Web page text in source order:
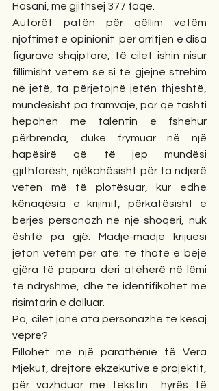
Hasani, me gjithsej 377 faqe.
Autorët patën për qëllim vetëm
njoftimet e opinionit  për arritjen e disa
figurave shqiptare, të cilet ishin nisur
fillimisht vetëm se si të gjejnë strehim
në jetë, ta përjetojnë jetën thjeshtë,
mundësisht pa tramvaje, por që tashti
hepohen me talentin e fshehur
përbrenda, duke frymuar në një
hapësirë që të jep mundësi
gjithfarësh, njëkohësisht për ta ndjerë
veten më të plotësuar, kur edhe
kënaqësia e krijimit, përkatësisht e
bërjes personazh në një shoqëri, nuk
është pa gjë. Madje-madje krijuesi
jeton vetëm për atë: të thotë e bëjë
gjëra të papara deri atëherë në lëmi
të ndryshme, dhe të identifikohet me
risimtarin e dalluar.
Po, cilët janë ata personazhe të kësaj
vepre?
Fillohet me një parathënie të Vera
Mjekut, drejtore ekzekutive e projektit,
për vazhduar me tekstin  hyrës të